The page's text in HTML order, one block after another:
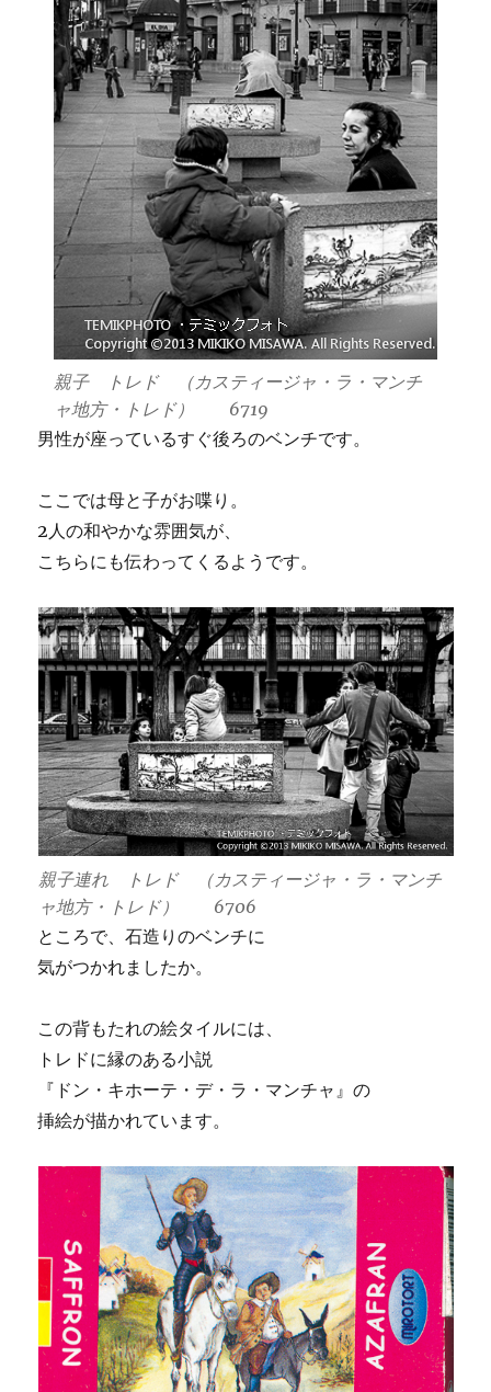
親子 トレド （カスティージャ・ラ・マンチ
ャ地方・トレド） 6719
男性が座っているすぐ後ろのベンチです。
ここでは母と子がお喋り。
2人の和やかな雰囲気が、
こちらにも伝わってくるようです。
親子連れ トレド （カスティージャ・ラ・マンチ
ャ地方・トレド） 6706
ところで、石造りのベンチに
気がつかれましたか。
この背もたれの絵タイルには、
トレドに縁のある小説
『ドン・キホーテ・デ・ラ・マンチャ』の
挿絵が描かれています。